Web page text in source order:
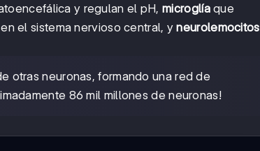
y regulan el pH,microglíaque
el sistema nervioso central, yneurolemocitos
otras neuronas, formando una red de
86 mil millones de neuronas!